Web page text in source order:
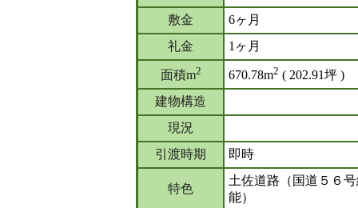
敷金
6ヶ月
礼金
1ヶ月
面積m2 670.78m2 ( 202.91坪 )
建物構造
現況
引渡時期
即時
特色
土佐道路（国道５６
能）